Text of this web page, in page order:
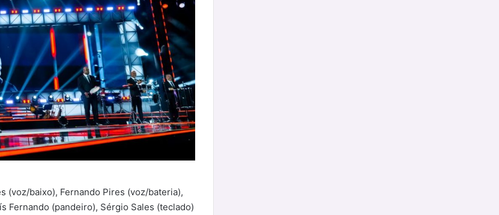
(voz/baixo), Fernando Pires (voz/bateria),
Fernando (pandeiro), Sérgio Sales (teclado)